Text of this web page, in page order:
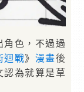
色，不過過
迴戰》 漫畫後
認為就算是草